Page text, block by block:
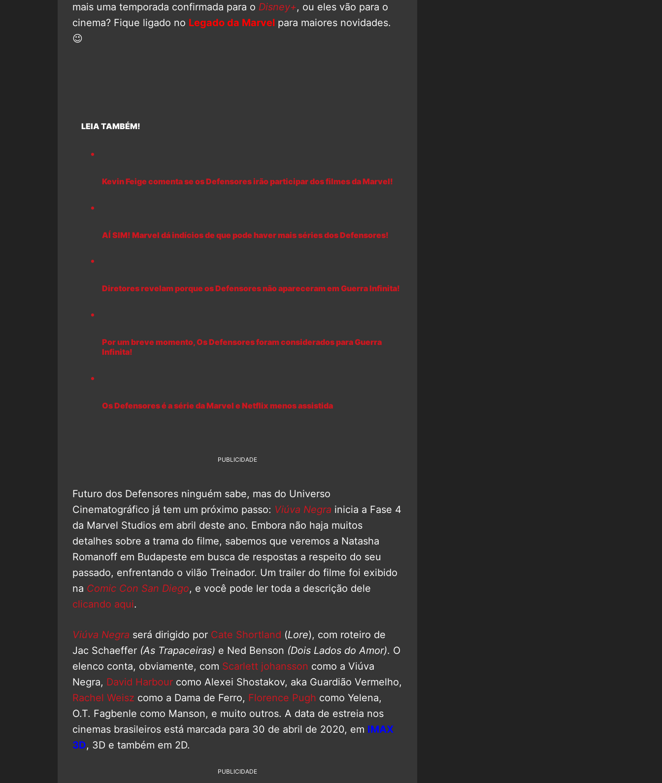
mais uma temporada confirmada para o Disney+, ou eles vão para o
cinema? Fique ligado no Legado da Marvel para maiores novidades.
😉
LEIA TAMBÉM!
Kevin Feige comenta se os Defensores irão participar dos filmes da Marvel!
AÍ SIM! Marvel dá indícios de que pode haver mais séries dos Defensores!
Diretores revelam porque os Defensores não apareceram em Guerra Infinita!
Por um breve momento, Os Defensores foram considerados para Guerra
Infinita!
Os Defensores é a série da Marvel e Netflix menos assistida
PUBLICIDADE
Futuro dos Defensores ninguém sabe, mas do Universo
Cinematográfico já tem um próximo passo: Viúva Negra inicia a Fase 4
da Marvel Studios em abril deste ano. Embora não haja muitos
detalhes sobre a trama do filme, sabemos que veremos a Natasha
Romanoff em Budapeste em busca de respostas a respeito do seu
passado, enfrentando o vilão Treinador. Um trailer do filme foi exibido
na Comic Con San Diego, e você pode ler toda a descrição dele
clicando aqui.
Viúva Negra será dirigido por Cate Shortland (Lore), com roteiro de
Jac Schaeffer (As Trapaceiras) e Ned Benson (Dois Lados do Amor). O
elenco conta, obviamente, com Scarlett johansson como a Viúva
Negra, David Harbour como Alexei Shostakov, aka Guardião Vermelho,
Rachel Weisz como a Dama de Ferro, Florence Pugh como Yelena,
O.T. Fagbenle como Manson, e muito outros. A data de estreia nos
cinemas brasileiros está marcada para 30 de abril de 2020, em IMAX
3D, 3D e também em 2D.
PUBLICIDADE